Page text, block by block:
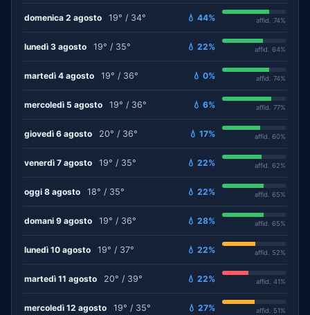
domenica 2 agosto 19° / 34° 💧 44% affid. 74%
lunedì 3 agosto 19° / 35° 💧 22% affid. 64%
martedì 4 agosto 19° / 36° 💧 0% affid. 74%
mercoledì 5 agosto 19° / 36° 💧 6% affid. 77%
giovedì 6 agosto 20° / 36° 💧 17% affid. 60%
venerdì 7 agosto 19° / 35° 💧 22% affid. 62%
oggi 8 agosto 18° / 35° 💧 22% affid. 65%
domani 9 agosto 19° / 36° 💧 28% affid. 65%
lunedì 10 agosto 19° / 37° 💧 22% affid. 52%
martedì 11 agosto 20° / 39° 💧 22% affid. 41%
mercoledì 12 agosto 19° / 35° 💧 27% affid. 51%